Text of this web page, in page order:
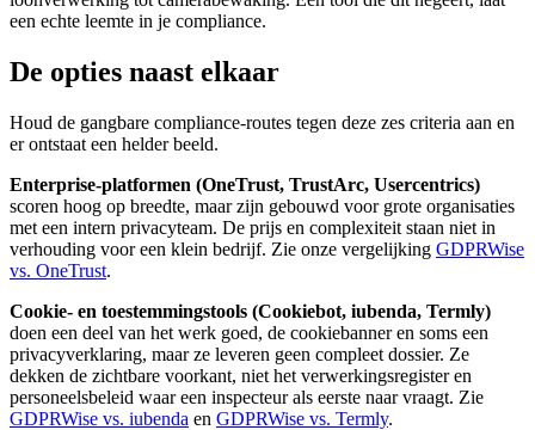
een echte leemte in je compliance.
De opties naast elkaar
Houd de gangbare compliance-routes tegen deze zes criteria aan en
er ontstaat een helder beeld.
Enterprise-platformen (OneTrust, TrustArc, Usercentrics)
scoren hoog op breedte, maar zijn gebouwd voor grote organisaties
met een intern privacyteam. De prijs en complexiteit staan niet in
verhouding voor een klein bedrijf. Zie onze vergelijking GDPRWise
vs. OneTrust.
Cookie- en toestemmingstools (Cookiebot, iubenda, Termly)
doen een deel van het werk goed, de cookiebanner en soms een
privacyverklaring, maar ze leveren geen compleet dossier. Ze
dekken de zichtbare voorkant, niet het verwerkingsregister en
personeelsbeleid waar een inspecteur als eerste naar vraagt. Zie
GDPRWise vs. iubenda en GDPRWise vs. Termly.